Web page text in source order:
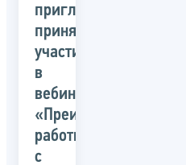
приглашает
принять
участие
в
вебинаре
«Преимущества
работы
с